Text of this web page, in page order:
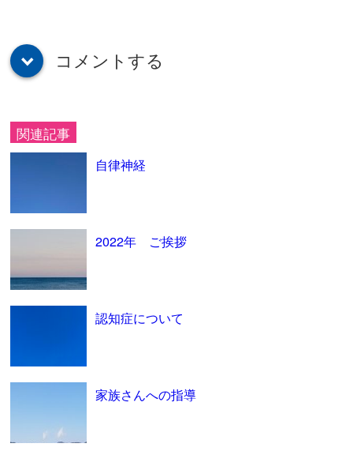
down コメントする
関連記事
自律神経
2022年 ご挨拶
認知症について
家族さんへの指導